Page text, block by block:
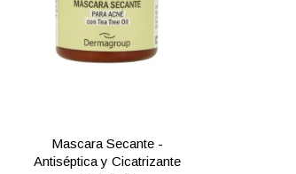
Mascara Secante -
Antiséptica y Cicatrizante